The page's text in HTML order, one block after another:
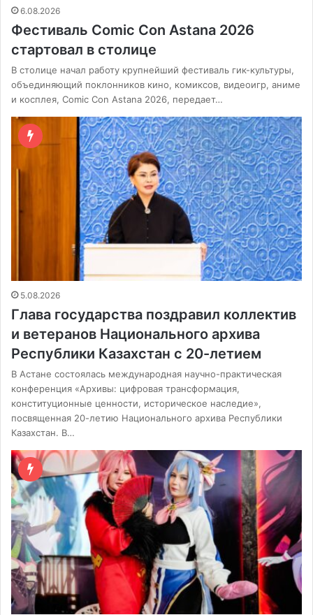
6.08.2026
Фестиваль Comic Con Astana 2026
стартовал в столице
В столице начал работу крупнейший фестиваль гик-культуры,
объединяющий поклонников кино, комиксов, видеоигр, аниме
и косплея, Comic Con Astana 2026, передает…
5.08.2026
Глава государства поздравил коллектив
и ветеранов Национального архива
Республики Казахстан с 20-летием
В Астане состоялась международная научно-практическая
конференция «Архивы: цифровая трансформация,
конституционные ценности, историческое наследие»,
посвященная 20-летию Национального архива Республики
Казахстан. В…